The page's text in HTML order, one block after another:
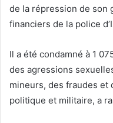
de la répression de son
financiers de la police
Il a été condamné à 1
des agressions
mineurs, des fraudes et
politique et militaire, a